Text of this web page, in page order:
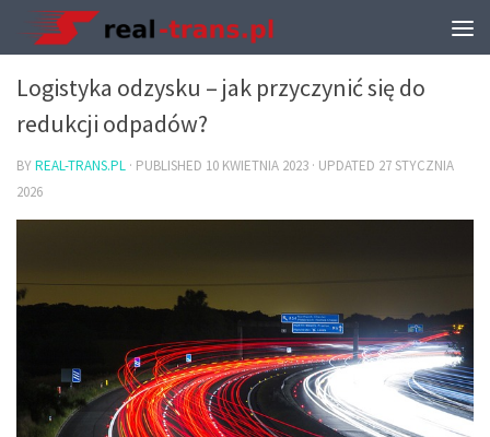
TRANSPORT I PRZEPROWADZKI
Logistyka odzysku – jak przyczynić się do
redukcji odpadów?
BYREAL-TRANS.PL · PUBLISHED 10 KWIETNIA 2023 · UPDATED 27 STYCZNIA
2026